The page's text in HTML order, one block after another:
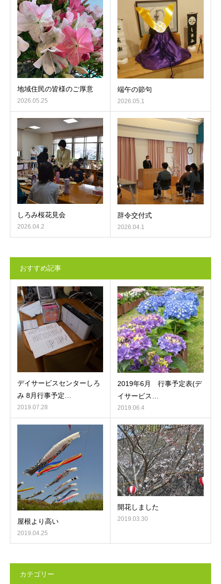
地域住民の皆様のご厚意
2026.05.25
端午の節句
2026.05.1
しろみ桜花見会
2026.04.2
辞令交付式
2026.04.1
おすすめ記事
デイサービスセンターしろ
み 8月行事予定…
2019.07.28
2019年6月 行事予定表(デ
イサービス…
2019.06.4
屋根より高い
2019.04.25
開花しました
2019.03.30
カテゴリー